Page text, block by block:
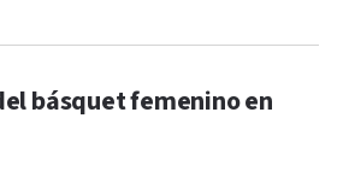
básquet femenino en